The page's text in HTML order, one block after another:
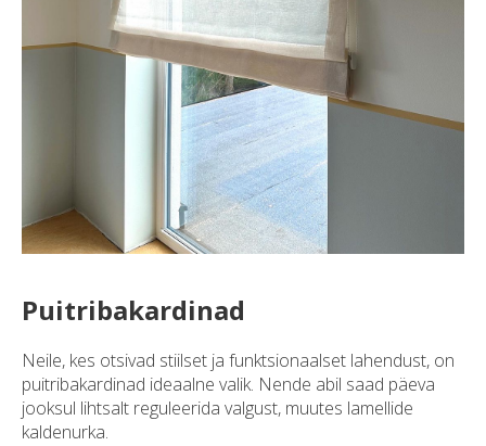
Puitribakardinad
Neile, kes otsivad stiilset ja funktsionaalset lahendust, on
puitribakardinad ideaalne valik. Nende abil saad päeva
jooksul lihtsalt reguleerida valgust, muutes lamellide
kaldenurka.